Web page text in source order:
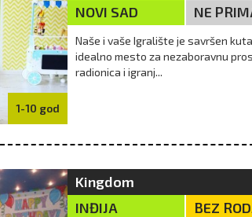
1-10 god
NOVI SAD
NE
Naše i vaše Igralište je savršen
idealno mesto za nezaboravnu
radionica i igranj...
Kingdom
INĐIJA
BEZ